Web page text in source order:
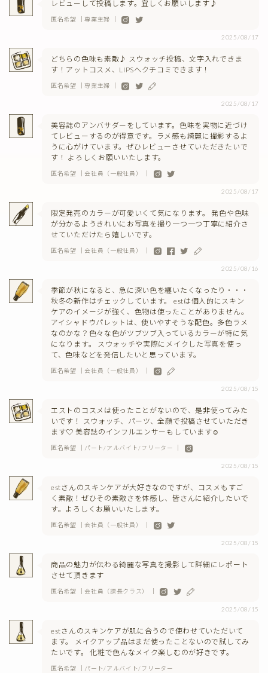
レビューして投稿します。宜しくお願いします♪
匿名希望 ｜専業主婦 ｜
2025/08/17
どちらの色味も素敵♪ スウォッチ投稿、文字入れできま
す！アットコスメ、LIPSへクチコミできます！
匿名希望 ｜専業主婦 ｜
2025/08/17
美容誌のアンバサダーをしています。色味を実物に近づけ
てレビューするのが得意です。ラメ感も綺麗に撮影するよ
うに心がけています。ぜひレビューさせていただきたいで
す！ よろしくお願いいたします。
匿名希望 ｜会社員（一般社員） ｜
2025/08/17
限定発売のカラーが可愛いくて気になります。 発色や色味
が分かるようきれいにお写真を撮り一つ一つ丁寧に紹介さ
せていただけたら嬉しいです。
匿名希望 ｜会社員（一般社員） ｜
2025/08/16
季節が秋になると、急に深い色を纏いたくなったり・・・
秋冬の新作はチェックしています。 estは個人的にスキン
ケアのイメージが強く、色物は使ったことがありません。
アイシャドウパレットは、使いやすそうな配色。多色ラメ
なのかな？色々な色がツブツブ入っているカラーが特に気
になります。 スウォッチや実際にメイクした写真を使っ
て、色味などを発信したいと思っています。
匿名希望 ｜会社員（一般社員） ｜
2025/08/15
エストのコスメは使ったことがないので、是非使ってみた
いです！ スウォッチ、パーツ、全顔で投稿させていただき
ます♡ 美容誌のインフルエンサーもしています☺︎
匿名希望 ｜パート/アルバイト/フリーター ｜
2025/08/15
estさんのスキンケアが大好きなのですが、コスメもすご
く素敵！ぜひその素敵さを体感し、皆さんに紹介したいで
す。よろしくお願いいたします。
匿名希望 ｜会社員（一般社員） ｜
2025/08/15
商品の魅力が伝わる綺麗な写真を撮影して詳細にレポート
させて頂きます
匿名希望 ｜会社員（課長クラス） ｜
2025/08/15
estさんのスキンケアが肌に合うので使わせていただいて
ます。 メイクアップ品はまだ使ったことないので試してみ
たいです。 化粧で色んなメイク楽しむのが好きです。
匿名希望 ｜パート/アルバイト/フリーター